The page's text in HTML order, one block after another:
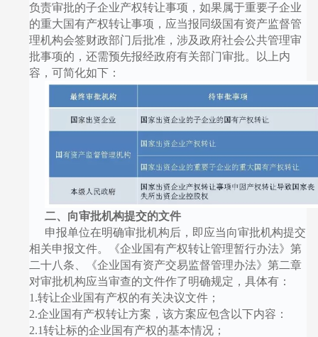
负责审批的子企业产权转让事项，如果属于重要子企业
的重大国有产权转让事项，应当报同级国有资产监督管
理机构会签财政部门后批准，涉及政府社会公共管理审
批事项的，还需预先报经政府有关部门审批。以上内
容，可简化如下：
二、向审批机构提交的文件
申报单位在明确审批机构后，即应当向审批机构提交
相关申报文件。《企业国有产权转让管理暂行办法》第
二十八条、《企业国有资产交易监督管理办法》第二章
对审批机构应当审查的文件作了明确规定，具体有：
1.转让企业国有产权的有关决议文件；
2.企业国有产权转让方案，该方案应包含以下内容：
2.1转让标的企业国有产权的基本情况；